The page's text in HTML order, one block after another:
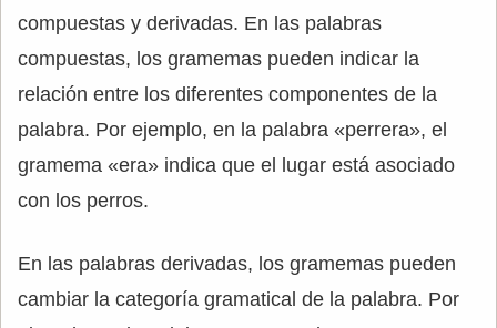
compuestas y derivadas. En las palabras
compuestas, los gramemas pueden indicar la
relación entre los diferentes componentes de la
palabra. Por ejemplo, en la palabra «perrera», el
gramema «era» indica que el lugar está asociado
con los perros.
En las palabras derivadas, los gramemas pueden
cambiar la categoría gramatical de la palabra. Por